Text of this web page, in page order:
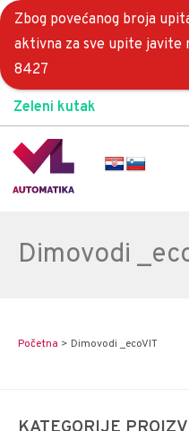
Zeleni kutak
Dimovodi
Početna > Dimovodi _ecoVIT
Zbog povećanog broja
aktivna za sve upite javite
8427